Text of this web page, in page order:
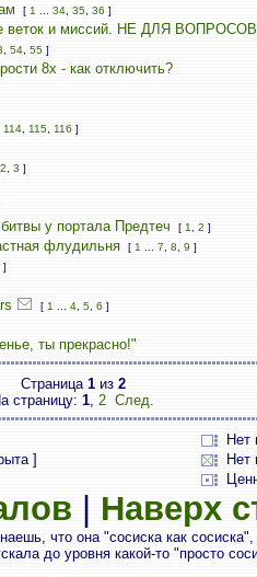
[ 1 34 35 36 ]
веток и миссий. НЕ ДЛЯ
54 55 ]
8х - как отключить?
114 115 116 ]
2 3 ]
у портала Предтеч
[ 1 2 ]
флудильня [ 1 7 8 9 ]
]
[ 1 4 5 6 ]
ты прекрасно!"
Страница 1из 2
страницу: 1, 2 След.
Нет
]
Нет
Наверх
что она "сосиска как
до уровня какой-то "просто